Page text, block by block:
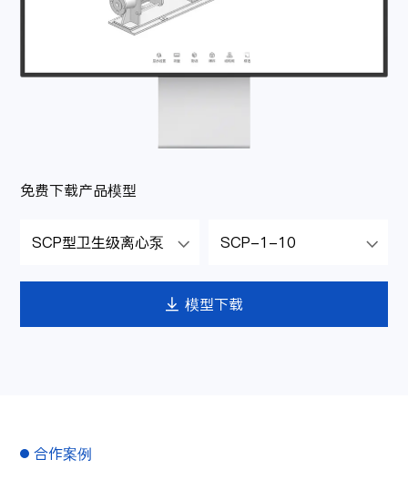
免费下载产品模型
SCP型卫生级离心泵  SCP-1-10 
 模型下载
合作案例